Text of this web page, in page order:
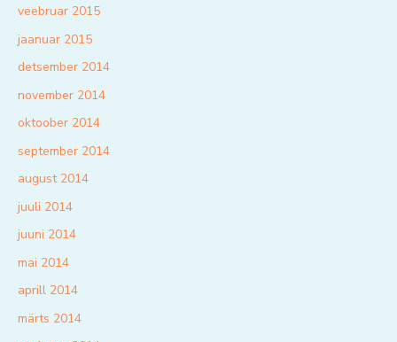
veebruar 2015
jaanuar 2015
detsember 2014
november 2014
oktoober 2014
september 2014
august 2014
juuli 2014
juuni 2014
mai 2014
aprill 2014
märts 2014